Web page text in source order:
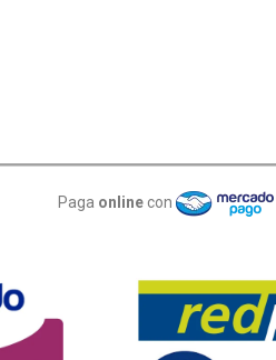
Paga online con